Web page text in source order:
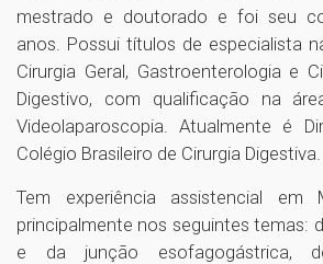
mestrado e doutorado e foi seu
anos. Possui títulos de especialista
Cirurgia Geral, Gastroenterologia e
Digestivo, com qualificação na
Videolaparoscopia. Atualmente é
Colégio Brasileiro de Cirurgia Digestiva.
Tem experiência assistencial em
principalmente nos seguintes temas:
e da junção esofagogástrica,